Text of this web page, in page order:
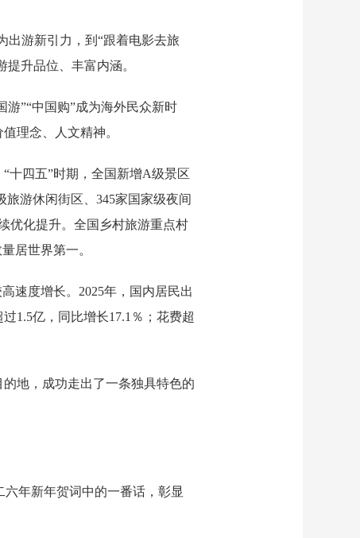
出游新引力，到“跟着电影去旅
升品位、丰富内涵。
”“中国购”成为海外民众新时
理念、人文精神。
十四五”时期，全国新增A级景区
旅游休闲街区、345家国家级夜间
优化提升。全国乡村旅游重点村
居世界第一。
速度增长。2025年，国内居民出
1.5亿，同比增长17.1％；花费超
地，成功走出了一条独具特色的
六年新年贺词中的一番话，彰显